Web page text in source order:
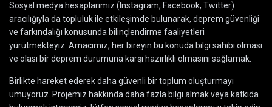
Sosyal medya hesaplarımız (Instagram, Facebook, Twitter)
aracılığıyla da topluluk ile etkileşimde bulunarak, deprem güvenliği
ve farkındalığı konusunda bilinçlendirme faaliyetleri
yürütmekteyiz. Amacımız, her bireyin bu konuda bilgi sahibi olması
ve olası bir deprem durumuna karşı hazırlıklı olmasını sağlamak.
Birlikte hareket ederek daha güvenli bir toplum oluşturmayı
umuyoruz. Projemiz hakkında daha fazla bilgi almak veya katkıda